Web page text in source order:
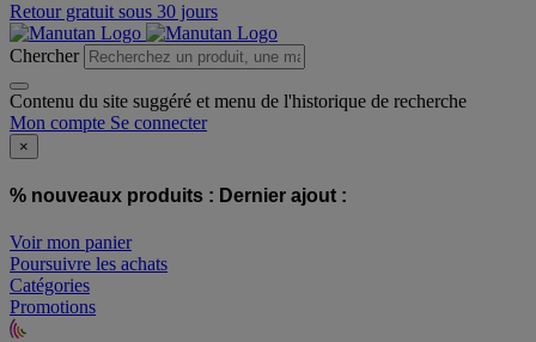
Retour gratuit sous 30 jours
Chercher
Contenu du site suggéré et menu de l'historique de recherche
Mon compte Se connecter
×
% nouveaux produits : Dernier ajout :
Voir mon panier
Poursuivre les achats
Catégories
Promotions